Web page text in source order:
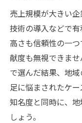
売上規模が大きい
技術の導入などで
高さも信頼性の一
献度も無視できま
で選んだ結果、地
足に悩まされたケ
知名度と同時に、
しょう。